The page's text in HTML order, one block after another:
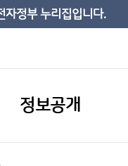
자정부 누리집입니다.
정보공개